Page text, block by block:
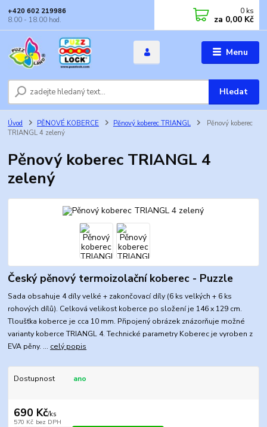
Menu
Hledat
+420 602 219986
8.00 - 18.00 hod.
0 ks
za 0,00 Kč
Úvod PĚNOVÉ KOBERCE Pěnový koberec TRIANGL
Pěnový koberec
TRIANGL 4 zelený
Pěnový koberec TRIANGL 4
zelený
Český pěnový termoizolační koberec - Puzzle
Sada obsahuje 4 díly velké + zakončovací díly (6 ks velkých + 6 ks
rohových dílů). Celková velikost koberce po složení je 146 x 129 cm.
Tloušťka koberce je cca 10 mm. Připojený obrázek znázorňuje možné
varianty koberce TRIANGL 4. Technické parametry Koberec je vyroben z
EVA pěny. ... celý popis
Dostupnost ano
690 Kč/ks
570 Kč bez DPH